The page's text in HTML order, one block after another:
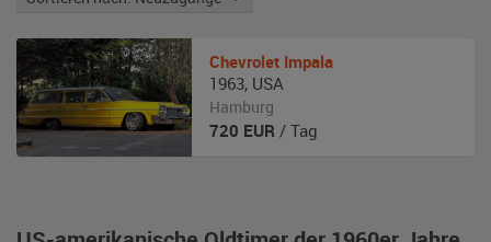
Chevrolet Impala
1963, USA
Hamburg
720 EUR / Tag